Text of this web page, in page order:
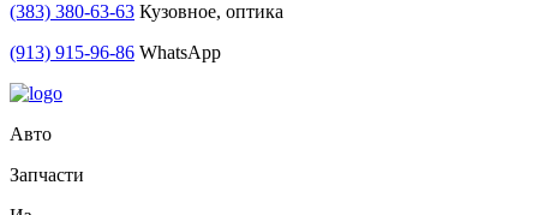
(383) 380-63-63 Кузовное, оптика
(913) 915-96-86 WhatsApp
Авто
Запчасти